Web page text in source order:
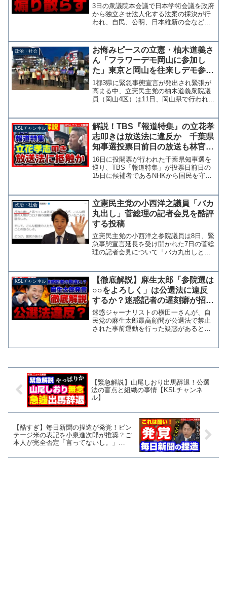
ちに、キジも鳴かずば撃たれまい
【KSLチャンネル】
3日の衆議院本会議で日本学術会議を政府
から独立させ法人化する法案の採決が行
われ、自民、公明、日本維新の会などの
入を批判した日本維新の会の三木けえ議
員に対して共産党だけで...
政治・社会
お悔みピースの立憲・柚木道義さ
ん「フラワーデモ岡山に参加し
た」東京と岡山を往来しデモ参加
を報告
1都3県に緊急事態宣言が発出され緊張が
高まる中、立憲民主党の柚木道義衆院議
員（岡山4区）は11日、岡山県で行われた
に立つため、デモ終了後に新幹線で東京
に向かったという...
KSLチャンネル
解説！TBS『報道特集』の立花孝
志叩きは放送法に違反か 千葉県
知事選投票日前日の放送も林官房
長官は事実上の容認？【KSLチャ
ンネル】
16日に投開票が行われた千葉県知事選を
巡り、TBS「報道特集」が投票日前日の
15日に候補者であるNHKから国民を守る
日の会見で「虚偽の事項を放送し又は事
実をゆがめて放...
政治・社会
立憲民主党の小西洋之議員「バカ
丸出し」菅総理の記者会見を酷評
する投稿
立憲民主党の小西洋之参院議員は8日、緊
急事態宣言延長を受け開かれた7日の菅総
理の記者会見について「バカ丸出しと言
しまえばそれまでだが、こんな程度の人
物がコロナ禍の国難で...
KSLチャンネル
【徹底解説】麻生太郎「参院選は
○○をよろしく」は公選法に違反
するか？迷惑記者の遅刻癖が招い
た誤解拡がる【KSLチャンネル】
迷惑ジャーナリストの横田一さんが、自
民党の麻生太郎最高顧問が公選法で禁止
された事前運動を行った疑惑があると騒
【緊急解説】山尾しおり出馬辞退！公選
法の盲点と組織の事情【KSLチャンネ
ル】
【酷すぎ】毎日新聞の捏造が発覚！ビン
テージ米の表記を小泉進次郎が推奨？ご
本人が完全否定「言ってないし。」